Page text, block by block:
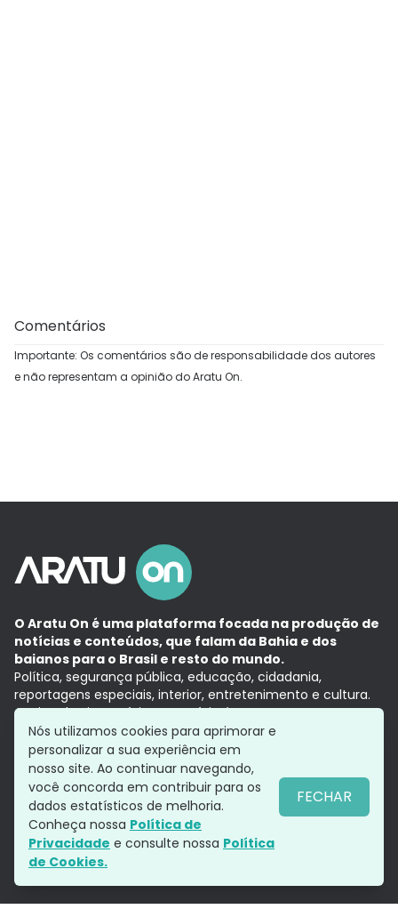
Comentários
Importante: Os comentários são de responsabilidade dos autores
e não representam a opinião do Aratu On.
O Aratu On é uma plataforma focada na produção de
notícias e conteúdos, que falam da Bahia e dos
baianos para o Brasil e resto do mundo.
Política, segurança pública, educação, cidadania,
reportagens especiais, interior, entretenimento e cultura.
Aqui, tudo vira notícia e a notícia é no tempo presente,
com a credibilidade do Grupo Aratu.
Grupo Aratu
Política de privacidade
Siga-nos
Nós utilizamos cookies para aprimorar e
personalizar a sua experiência em
nosso site. Ao continuar navegando,
você concorda em contribuir para os
dados estatísticos de melhoria.
Conheça nossa Política de
Privacidade e consulte nossa Política
de Cookies.
FECHAR